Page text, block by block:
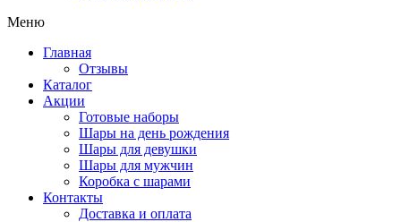
Меню
Главная
Отзывы
Каталог
Акции
Готовые наборы
Шары на день рождения
Шары для девушки
Шары для мужчин
Коробка с шарами
Контакты
Доставка и оплата